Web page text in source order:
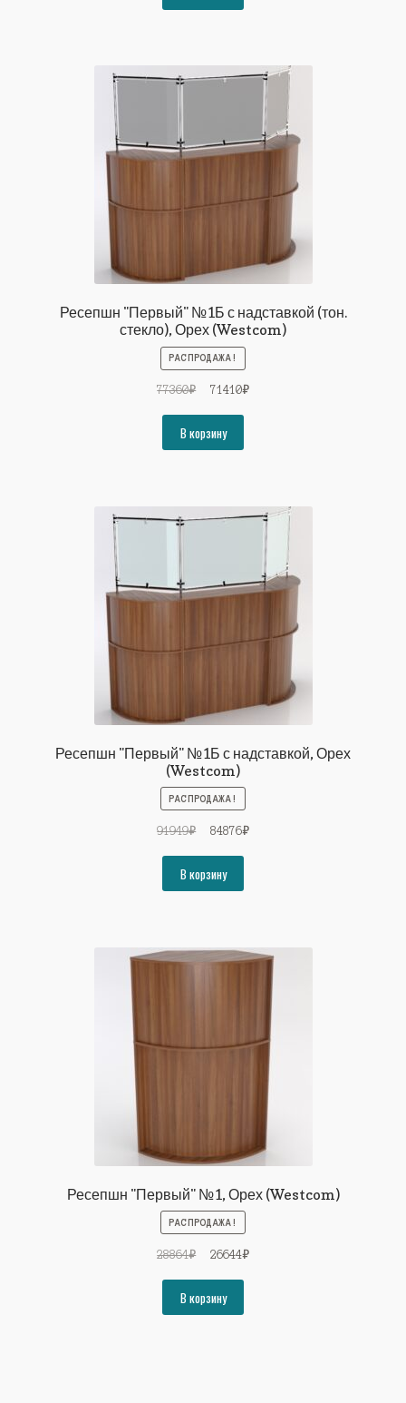
77360₽.
Ресепшн "Первый" №1Б с надставкой (тон.
стекло), Орех (Westcom)
РАСПРОДАЖА!
77360₽
Первоначальная
составляла
77360₽.
71410₽Текущая
В корзину
Ресепшн "Первый" №1Б с надставкой, Орех
(Westcom)
РАСПРОДАЖА!
91949₽
Первоначальная
составляла
91949₽.
84876₽Текущая
В корзину
Ресепшн "Первый" №1, Орех (Westcom)
РАСПРОДАЖА!
28864₽
Первоначальная
составляла
28864₽.
26644₽Текущая
В корзину